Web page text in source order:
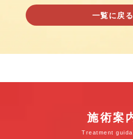
一覧に戻る
施術案
Treatment